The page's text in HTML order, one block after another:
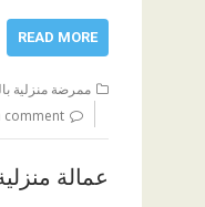
READ MORE
ممرضة منزلية
comment
عمالة منزلية